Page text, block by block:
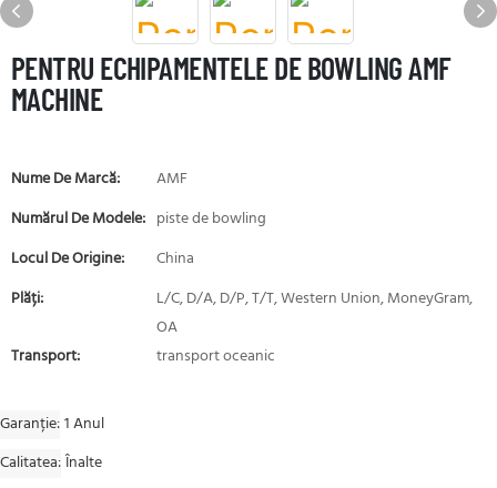
PENTRU ECHIPAMENTELE DE BOWLING AMF
MACHINE
Nume De Marcă:
AMF
Numărul De Modele: piste de bowling
Locul De Origine:
China
Plăți:
L/C, D/A, D/P, T/T, Western Union, MoneyGram,
OA
Transport:
transport oceanic
Garanție 1 Anul
Calitatea Înalte